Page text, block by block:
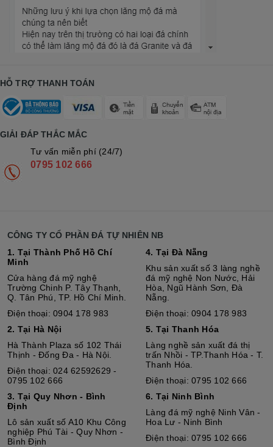
HỖ TRỢ THANH TOÁN
GIẢI ĐÁP THẮC MẮC
Tư vấn miễn phí (24/7)
0795 102 666
CÔNG TY CỔ PHẦN ĐÁ TỰ NHIÊN NB
1. Tại Thành Phố Hồ Chí
Minh
Cửa hàng đá mỹ nghệ
Trường Chinh P. Tây Thạnh,
Q. Tân Phú, TP. Hồ Chí Minh.
Điện thoại: 0904 178 983
2. Tại Hà Nội
Hà Thành Plaza số 102 Thái
Thịnh - Đống Đa - Hà Nội.
Điện thoại: 024 62592629 -
0795 102 666
3. Tại Quy Nhơn - Bình
Định
Lô sản xuất số A10 Khu Công
nghiệp Phú Tài - Quy Nhơn -
Bình Định
4. Tại Đà Nẵng
Khu sản xuất số 3 làng nghề
đá mỹ nghệ Non Nước, Hải
Hòa, Ngũ Hành Sơn, Đà
Nẵng.
Điện thoại: 0904 178 983
5. Tại Thanh Hóa
Làng nghề sản xuất đá thị
trấn Nhồi - TP.Thanh Hóa - T.
Thanh Hóa.
Điện thoại: 0795 102 666
6. Tại Ninh Bình
Làng đá mỹ nghệ Ninh Vân -
Hoa Lư - Ninh Bình
Điện thoại: 0795 102 666